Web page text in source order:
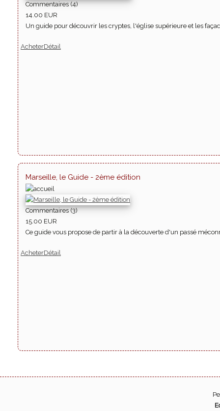
Commentaires (4)
14.00 EUR
Un guide pour découvrir les cryptes, l'église supérieure et les
AcheterDétail
Marseille, le Guide - 2ème édition
Commentaires (3)
15.00 EUR
Ce guide vous propose de partir à la découverte d'un passé
AcheterDétail